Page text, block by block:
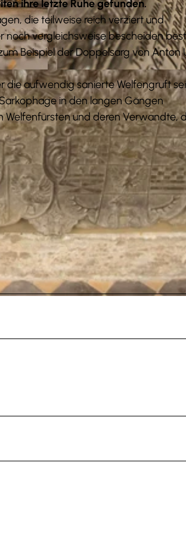
© Christian Bierwagen
ihre letzte Ruhe gefunden.
die teilweise reich verziert und
noch vergleichsweise bescheiden
Beispiel der Doppelsarg von Anton
die aufwendig sanierte Welfengruft
in den langen Gängen
und deren Verwandte,